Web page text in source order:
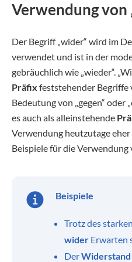
Verwendung von
Der Begriff „wider“ wird im
verwendet und ist in der
gebräuchlich wie „wieder“.
Präfix feststehender
Bedeutung von „gegen“ oder
es auch als alleinstehende
Verwendung heutzutage
Beispiele für die Verwendung
Beispiele
Trotz des
wider Erwarten
DerWiderstand